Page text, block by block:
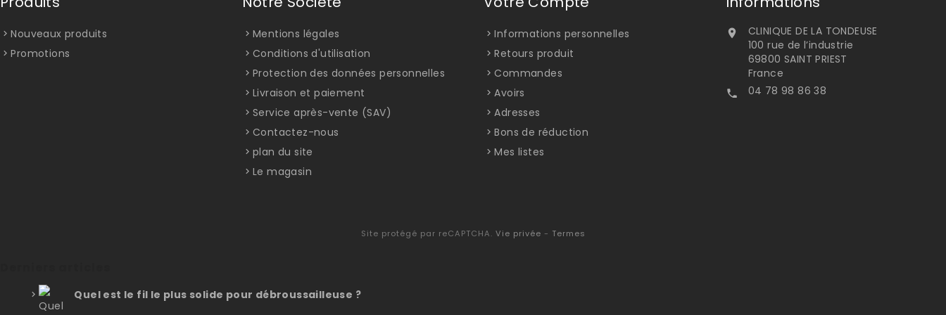
Nouveaux produits
Promotions
Mentions légales
Conditions d'utilisation
Protection des données personnelles
Livraison et paiement
Service après-vente (SAV)
Contactez-nous
plan du site
Le magasin
Informations personnelles
Retours produit
Commandes
Avoirs
Adresses
Bons de réduction
Mes listes

CLINIQUE DE LA TONDEUSE
100 rue de l’industrie
69800 SAINT PRIEST
France
 04 78 98 86 38
Site protégé par reCAPTCHA. Vie privée - Termes
Quel est le fil le plus solide pour débroussailleuse ?